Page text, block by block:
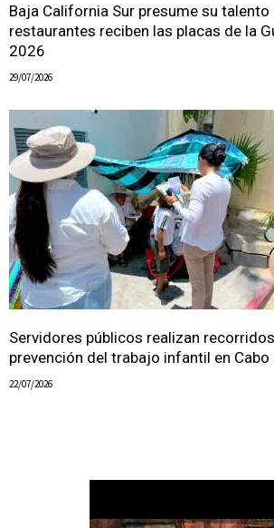
Baja California Sur presume su
restaurantes reciben las placas de la
2026
29/07/2026
Servidores públicos realizan
prevención del trabajo infantil en Cabo
22/07/2026